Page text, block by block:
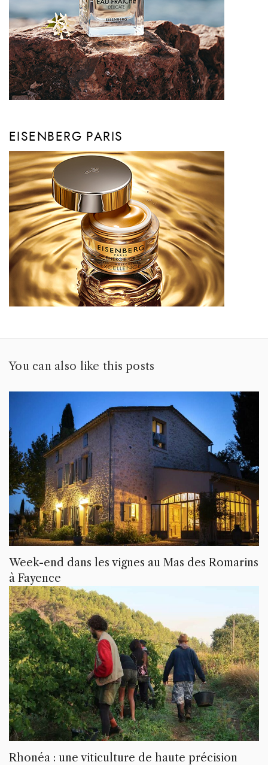
EISENBERG PARIS
You can also like this posts
Week-end dans les vignes au Mas des Romarins
à Fayence
Rhonéa : une viticulture de haute précision